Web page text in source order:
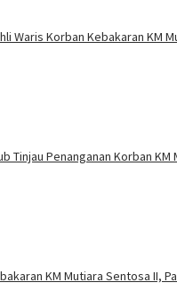
Waris Korban Kebakaran KM
Tinjau Penanganan Korban KM
KM Mutiara Sentosa II,